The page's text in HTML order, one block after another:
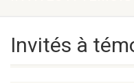
Invités à